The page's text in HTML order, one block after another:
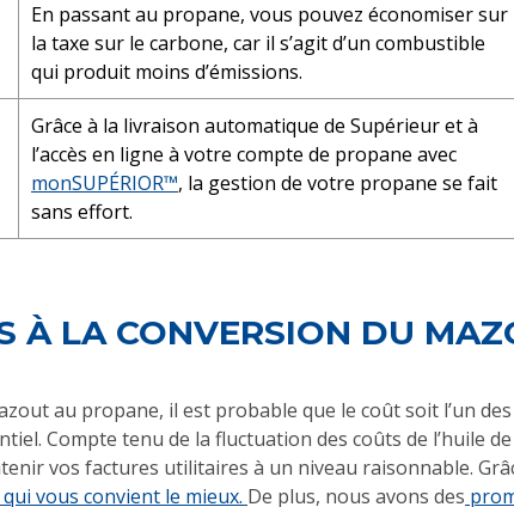
En passant au propane, vous pouvez économiser sur
la taxe sur le carbone, car il s’agit d’un combustible
qui produit moins d’émissions.
Grâce à la livraison automatique de Supérieur et à
l’accès en ligne à votre compte de propane avec
monSUPÉRIOR™, la gestion de votre propane se fait
sans effort.
À LA CONVERSION DU
au propane, il est probable que le coût soit l’un
Compte tenu de la fluctuation des coûts de l’huile
vos factures utilitaires à un niveau raisonnable.
vous convient le mieux. De plus, nous avons des